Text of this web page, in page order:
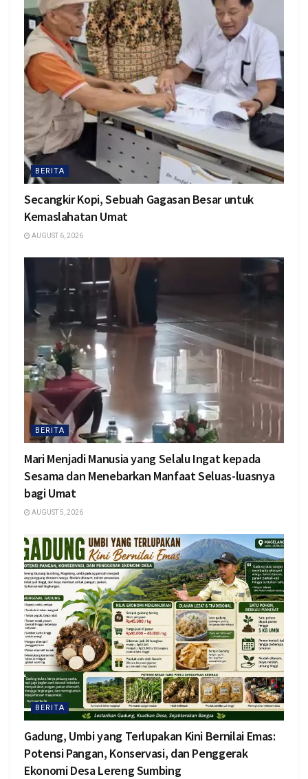
BERITA
Secangkir Kopi, Sebuah Gagasan Besar untuk
Kemaslahatan Umat
AUGUST 6, 2026
BERITA
Mari Menjadi Manusia yang Selalu Ingat kepada
Sesama dan Menebarkan Manfaat Seluas-luasnya
bagi Umat
AUGUST 5, 2026
BERITA
Gadung, Umbi yang Terlupakan Kini Bernilai Emas:
Potensi Pangan, Konservasi, dan Penggerak
Ekonomi Desa Lereng Sumbing